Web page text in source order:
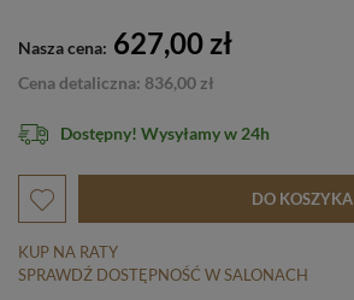
Nasza cena: 627,00 zł
Cena detaliczna: 836,00 zł
Dostępny! Wysyłamy w 24h
DO KOSZYKA
KUP NA RATY
SPRAWDŹ DOSTĘPNOŚĆ W SALONACH